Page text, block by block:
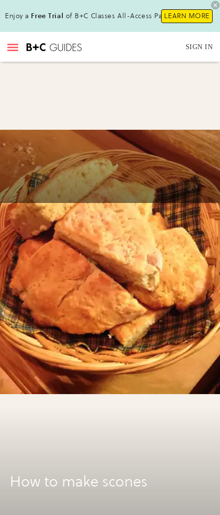
Enjoy a Free Trial of B+C Classes All-Access Pass!LEARN MORE
SIGN IN
How to make scones